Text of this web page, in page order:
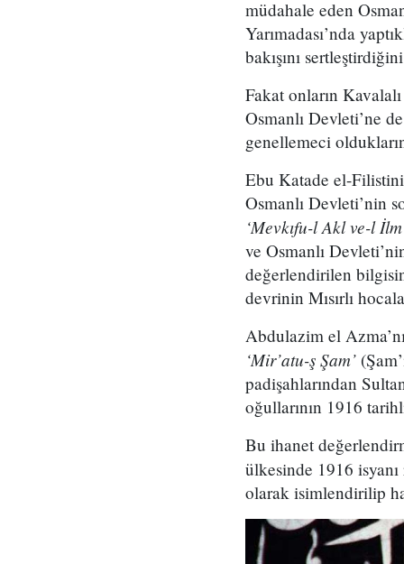
müdahale eden
Yarımadası’nda
bakışını
Fakat onların
Osmanlı Devleti’ne
genellemeci
Ebu Katade el-
Osmanlı Devleti’nin
‘Mevkıfu-l Akl ve-l
ve Osmanlı
değerlendirilen
devrinin Mısırlı
Abdulazim el
‘Mir’atu-ş Şam’
padişahlarından
oğullarının 1916
Bu ihanet
ülkesinde 1916
olarak isimlendirilip